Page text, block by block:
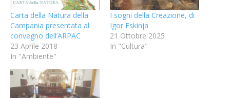
Carta della Natura della
Campania presentata al
convegno dell’ARPAC
23 Aprile 2018
In "Ambiente"
I sogni della Creazione, di
Igor Eskinja
21 Ottobre 2025
In "Cultura"